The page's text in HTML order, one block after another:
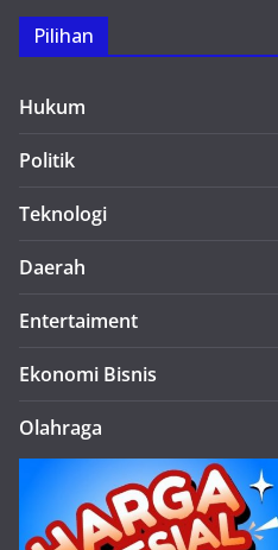
Pilihan
Hukum
Politik
Teknologi
Daerah
Entertaiment
Ekonomi Bisnis
Olahraga